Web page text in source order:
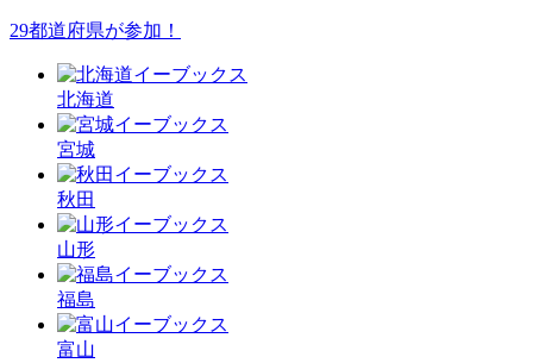
29都道府県が参加！
北海道
宮城
秋田
山形
福島
富山